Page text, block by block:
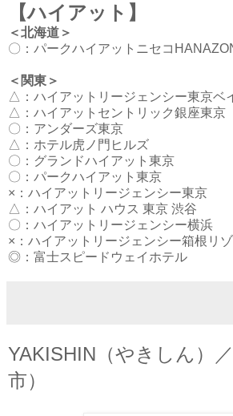
【ハイアット】
＜北海道＞
〇： パークハイアットニセコ
＜関東＞
△： ハイアットリージェンシー東京ベ
△： ハイアットセントリック銀座東京
〇： アンダーズ東京
△： ホテル虎ノ門ヒルズ
〇： グランドハイアット東京
〇： パークハイアット東京
×： ハイアットリージェンシー東京
△： ハイアット ハウス 東京 渋谷
〇： ハイアットリージェンシー横浜
×： ハイアットリージェンシー箱根リ
◎： 富士スピードウェイホテル
YAKISHIN（やきしん）
市）